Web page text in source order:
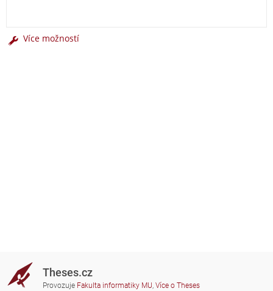
Více možností
Theses.cz
Provozuje Fakulta informatiky MU, Více o Theses